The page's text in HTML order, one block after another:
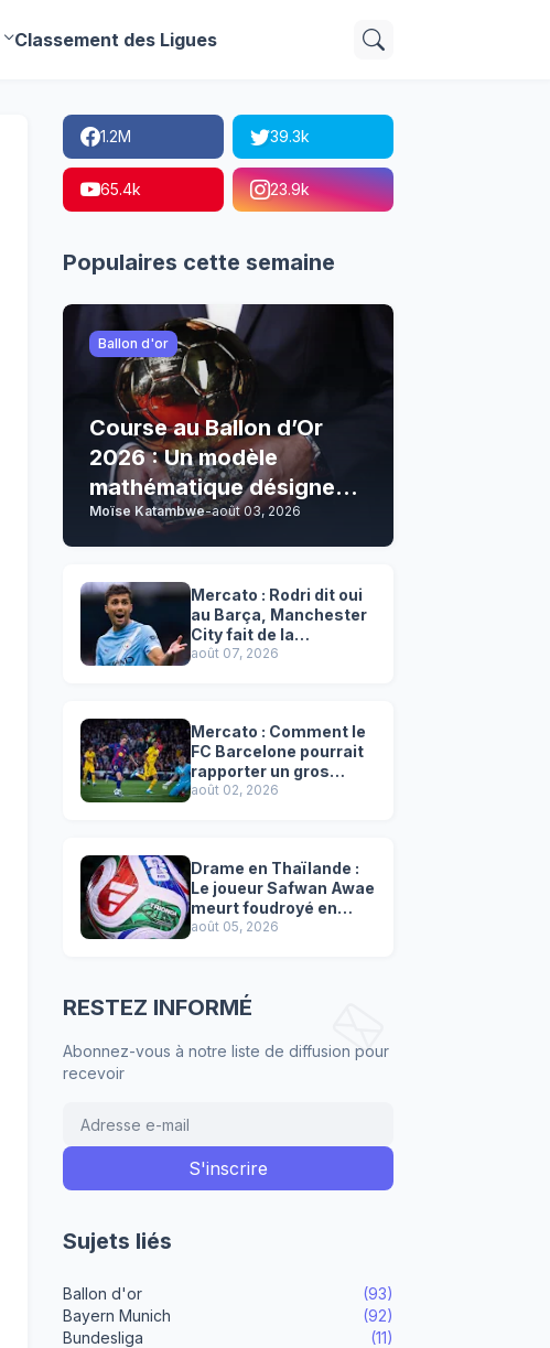
Classement des Ligues
1.2M 39.3k
65.4k 23.9k
Populaires cette semaine
Ballon d'or
Course au Ballon d’Or
2026 : Un modèle
mathématique désigne
son grand favori !
Moïse Katambwe-août 03, 2026
Mercato : Rodri dit oui
au Barça, Manchester
City fait de la
résistance !
août 07, 2026
Mercato : Comment le
FC Barcelone pourrait
rapporter un gros
chèque inespéré à l’OM
août 02, 2026
Drame en Thaïlande :
Le joueur Safwan Awae
meurt foudroyé en
plein match
août 05, 2026
RESTEZ INFORMÉ
Abonnez-vous à notre liste de diffusion pour
recevoir
Sujets liés
Ballon d'or
(93)
Bayern Munich
(92)
Bundesliga
(11)